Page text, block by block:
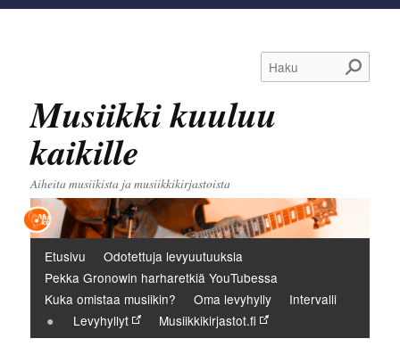
Haku
Musiikki kuuluu
kaikille
Aiheita musiikista ja musiikkikirjastoista
Päävalikko
Etusivu
Odotettuja levyuutuuksia
Pekka Gronowin harharetkiä YouTubessa
Kuka omistaa musiikin?
Oma levyhylly
Intervalli
Levyhyllyt
Musiikkikirjastot.fi